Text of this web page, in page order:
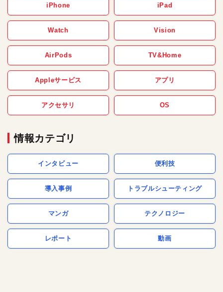
iPhone iPad
Watch Vision
AirPods TV&Home
Appleサービス アプリ
アクセサリ OS
情報カテゴリ
インタビュー 便利技
導入事例 トラブルシューティング
マンガ テクノロジー
レポート 動画